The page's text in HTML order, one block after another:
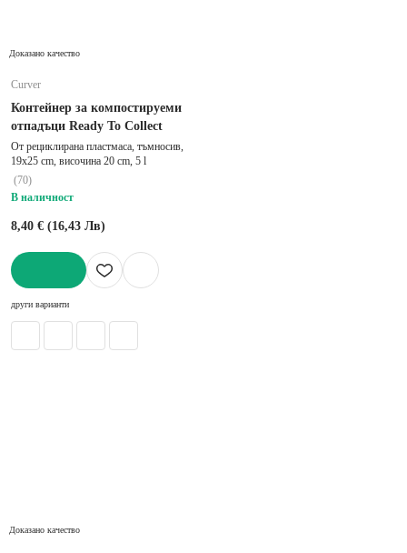
Доказано качество
Curver
Контейнер за компостируеми
отпадъци Ready To Collect
От рециклирана пластмаса, тъмносив,
19x25 cm, височина 20 cm, 5 l
(70)
В наличност
8,40 € (16,43 Лв)
други варианти
Доказано качество